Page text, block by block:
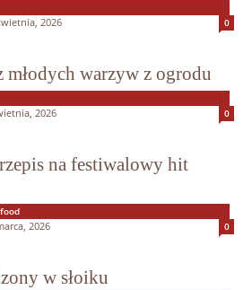
2026 0
młodych warzyw z ogrodu
2026 0
na festiwalowy hit
2026 0
w słoiku